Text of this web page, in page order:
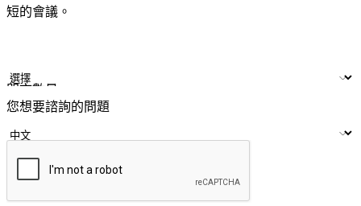
短的會議。
LINE ID
門市數量
您想要諮詢的問題